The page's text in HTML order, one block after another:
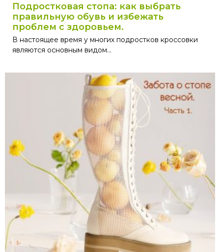
Подростковая стопа: как выбрать
правильную обувь и избежать
проблем с здоровьем.
В настоящее время у многих подростков кроссовки
являются основным видом...